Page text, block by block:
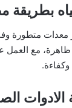
بطريقة
معدات متطورة
ظاهرة، مع